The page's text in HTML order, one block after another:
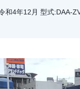
和4年12月 型式:DAA-